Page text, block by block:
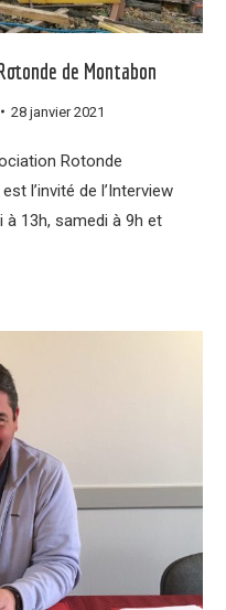
de Montabon
28 janvier 2021
Rotonde
l’invité de l’Interview
à 13h, samedi à 9h et